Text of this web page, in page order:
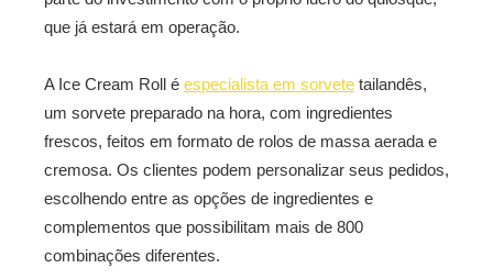
que já estará em operação.
A Ice Cream Roll é especialista em sorvete tailandês,
um sorvete preparado na hora, com ingredientes
frescos, feitos em formato de rolos de massa aerada e
cremosa. Os clientes podem personalizar seus pedidos,
escolhendo entre as opções de ingredientes e
complementos que possibilitam mais de 800
combinações diferentes.